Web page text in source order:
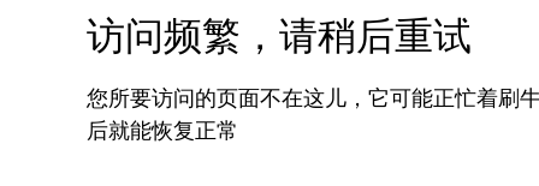
访问频繁，请稍后重试
您所要访问的页面不在这儿，它可能正忙着刷
后就能恢复正常